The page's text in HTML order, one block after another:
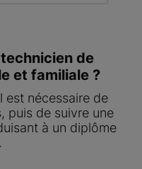
de
et familiale ?
est nécessaire de
puis de suivre une
à un diplôme